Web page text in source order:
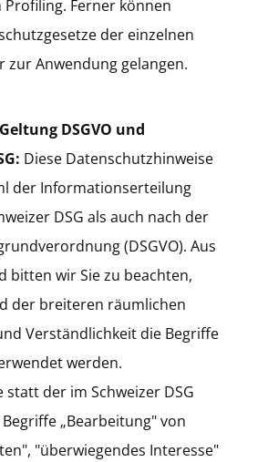
Profiling. Ferner können
der einzelnen
zur Anwendung gelangen.
DSGVO und
Diese Datenschutzhinweise
der Informationserteilung
DSG als auch nach der
(DSGVO). Aus
bitten wir Sie zu beachten,
der breiteren räumlichen
Verständlichkeit die Begriffe
werden.
statt der im Schweizer DSG
„Bearbeitung" von
"überwiegendes Interesse"